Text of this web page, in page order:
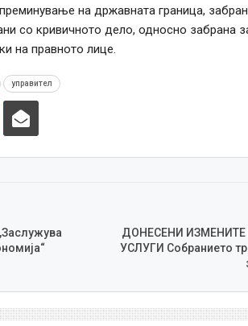
на државната граница,
со кривичното дело, односно забрана
на правното лице.​
управител
ДОНЕСЕНИ ИЗМЕНИТЕ
УСЛУГИ Собранието